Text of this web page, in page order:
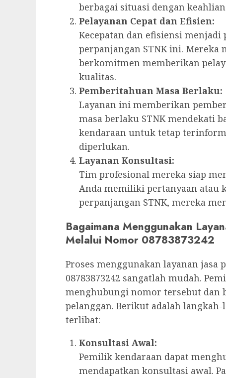
berbagai situasi dengan
Pelayanan Cepat dan Efisien:
Kecepatan dan efisiensi
perpanjangan STNK ini.
berkomitmen memberikan
kualitas.
Pemberitahuan Masa Berlaku:
Layanan ini memberikan
masa berlaku STNK mendekati
kendaraan untuk tetap
diperlukan.
Layanan Konsultasi:
Tim profesional mereka siap
Anda memiliki pertanyaan atau
perpanjangan STNK, mereka
Bagaimana Menggunakan
Melalui Nomor 08783873242
Proses menggunakan layanan jasa
08783873242 sangatlah mudah.
menghubungi nomor tersebut dan
pelanggan. Berikut adalah
terlibat:
Konsultasi Awal:
Pemilik kendaraan dapat
mendapatkan konsultasi awal.